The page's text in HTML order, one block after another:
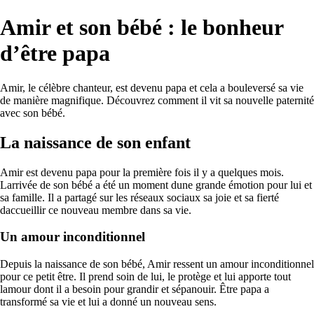
Amir et son bébé : le bonheur
d’être papa
Amir, le célèbre chanteur, est devenu papa et cela a bouleversé sa vie
de manière magnifique. Découvrez comment il vit sa nouvelle paternité
avec son bébé.
La naissance de son enfant
Amir est devenu papa pour la première fois il y a quelques mois.
Larrivée de son bébé a été un moment dune grande émotion pour lui et
sa famille. Il a partagé sur les réseaux sociaux sa joie et sa fierté
daccueillir ce nouveau membre dans sa vie.
Un amour inconditionnel
Depuis la naissance de son bébé, Amir ressent un amour inconditionnel
pour ce petit être. Il prend soin de lui, le protège et lui apporte tout
lamour dont il a besoin pour grandir et sépanouir. Être papa a
transformé sa vie et lui a donné un nouveau sens.